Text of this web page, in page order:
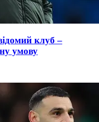
клуб –
умову